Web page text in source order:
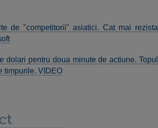
de "competitorii" asiatici. Cat mai rezista
dolari pentru doua minute de actiune. Topul
timpurile. VIDEO